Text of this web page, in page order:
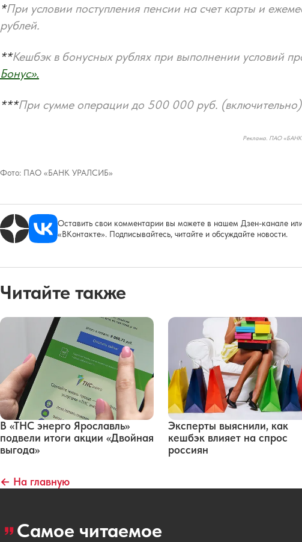
*При условии поступления пенсии на счет карты и
рублей.
**Кешбэк в бонусных рублях при выполнении условий
Бонус».
***При сумме операции до 500 000 руб.
Реклама. ПАО «БАНК
Фото: ПАО «БАНК УРАЛСИБ»
Оставить свои комментарии вы можете в нашем Дзен-канале
«ВКонтакте». Подписывайтесь, читайте и обсуждайте новости.
Читайте также
В «ТНС энерго Ярославль»
подвели итоги акции «Двойная
выгода»
Эксперты выяснили, как
кешбэк влияет на спрос
россиян
← На главную
Самое читаемое